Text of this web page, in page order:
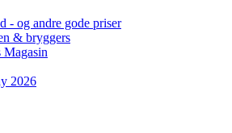
- og andre gode priser
& bryggers
Magasin
2026